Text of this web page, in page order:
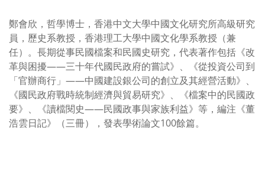
鄭會欣，哲學博士，香港中文大學中國文化研究所高級研究
員，歷史系教授，香港理工大學中國文化學系教授（兼
任）。長期從事民國檔案和民國史研究，代表著作包括《改
革與困擾——三十年代國民政府的嘗試》、《從投資公司到
「官辦商行」——中國建設銀公司的創立及其經營活動》、
《國民政府戰時統制經濟與貿易研究》、《檔案中的民國政
要》、《讀檔閱史——民國政事與家族利益》等，編注《董
浩雲日記》（三冊），發表學術論文100餘篇。